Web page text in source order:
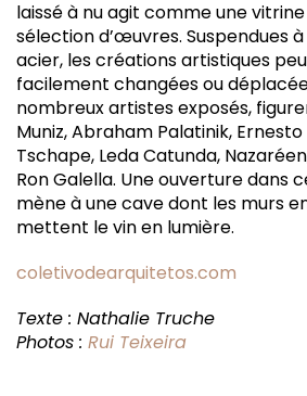
laissé à nu agit comme une
sélection d’œuvres. Suspendues
acier, les créations artistiques
facilement changées ou
nombreux artistes exposés,
Muniz, Abraham Palatinik,
Tschape, Leda Catunda,
Ron Galella. Une ouverture dans
mène à une cave dont les murs
mettent le vin en lumière.
coletivodearquitetos.com
Texte : Nathalie Truche
Photos : Rui Teixeira